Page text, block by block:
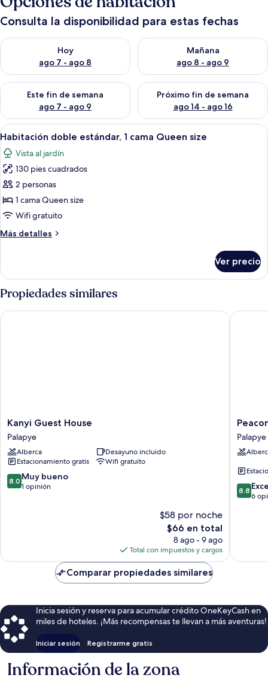
Consulta la disponibilidad para estas fechas
Hoy
ago 7 - ago 8
Consulta la disponibilidad para hoy ago 7 - ago 8
Mañana
ago 8 - ago 9
Consulta la disponibilidad
Este fin de semana
ago 7 - ago 9
Consulta la disponibilidad para este fin de semana ago 7 -
Próximo fin de semana
ago 14 - ago 16
Consulta la disponibilidad
Abrir
todas
las
fotos
de
Habitación
doble
1
size
Una habitación de hotel con una
23
Habitación doble estándar, 1 cama Queen size
Vista al jardín
130 pies cuadrados
2 personas
1 cama Queen size
Wifi gratuito
Más detalles
Más
doble
estándar,
1
cama
Queen
Ver precio
Propiedades similares
Kanyi
Guest
House
Palapye
Kanyi Guest House
Palapye
Alberca
Desayuno incluido
Estacionamiento gratis
Wifi gratuito
8.0
de
8.0 Muy bueno
1 opinión
$58 por noche
El
precio
actual
es
de
$66
$66 en total
8 ago - 9 ago
Total con impuestos y cargos
Kanyi Guest House
B&B
Palapye
Palapye
8.8
de
8.8
6
Comparar propiedades similares
Inicia sesión y reserva para acumular crédito OneKeyCash en
miles de hoteles. ¡Más recompensas te llevan a más aventuras!
Iniciar sesión Registrarme gratis
Información de la zona